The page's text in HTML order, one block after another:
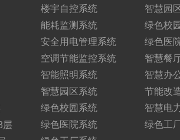
层
楼宇自控系统
能耗监测系统
安全用电管理系统
空调节能监控系统
智能照明系统
智慧园区系统
绿色校园系统
绿色医院系统
智慧园
绿色校园
绿色医
智慧餐
智慧办
节能改
智慧电
绿色工